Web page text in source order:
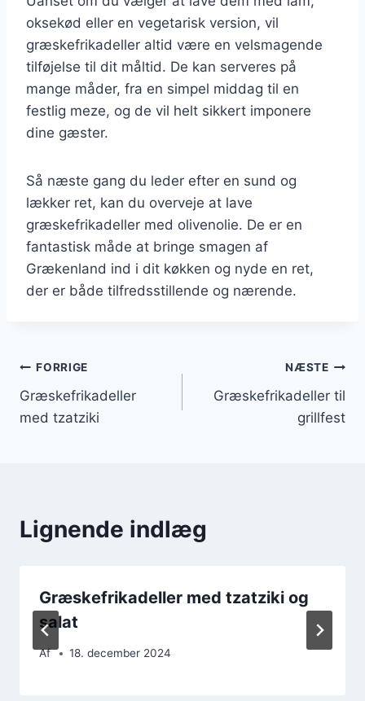
oksekød eller en vegetarisk version, vil
græskefrikadeller altid være en velsmagende
tilføjelse til dit måltid. De kan serveres på
mange måder, fra en simpel middag til en
festlig meze, og de vil helt sikkert imponere
dine gæster.
Så næste gang du leder efter en sund og
lækker ret, kan du overveje at lave
græskefrikadeller med olivenolie. De er en
fantastisk måde at bringe smagen af
Grækenland ind i dit køkken og nyde en ret,
der er både tilfredsstillende og nærende.
Indlægsnavigation
FORRIGE
Græskefrikadeller
med tzatziki
NÆSTE
Græskefrikadeller til
grillfest
Lignende indlæg
Græskefrikadeller med tzatziki og
salat
Af 18. december 2024